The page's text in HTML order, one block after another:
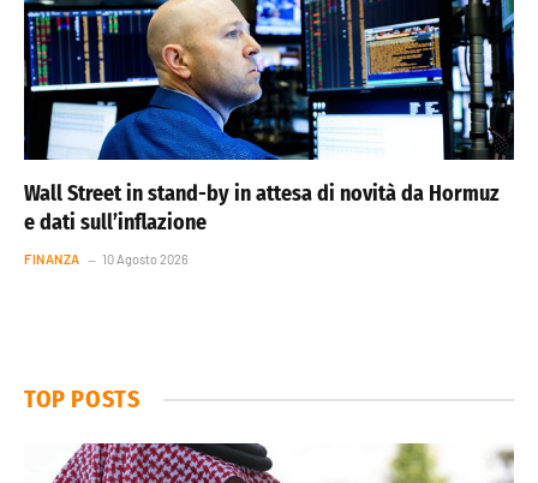
Wall Street in stand-by in attesa di novità da Hormuz
e dati sull’inflazione
FINANZA 10 Agosto 2026
TOP POSTS